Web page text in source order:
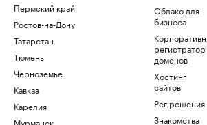
Пермский край
Ростов-на-Дону
Татарстан
Тюмень
Черноземье
Кавказ
Карелия
Мурманск
Облако для
бизнеса
регистратор
доменов
Хостинг
сайтов
Рег.решения
Знакомства